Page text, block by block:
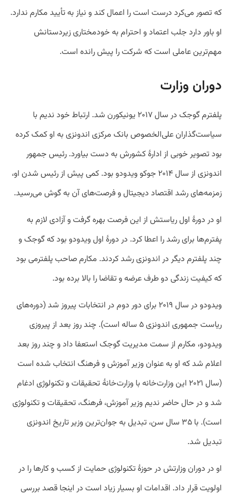
که تصور می‌کرد درست است را اعمال کند و نیاز به تأیید مکارم ندارد.
او باور دارد جلب اعتماد و احترام به خودمختاری زیردستانش
مهم‌ترین عاملی است که شرکت را پیش رانده است.
دوران وزارت
پلفترم گوجک در سال ۲۰۱۷ یونیکورن شد. ارتباط خود ندیم با
سیاست‌گذاران علی‌الخصوص بانک مرکزی اندونزی به او کمک کرده
بود تصویر خوبی از ادارۀ کشورش به دست بیاورد. رئیس جمهور
اندونزی از سال ۲۰۱۴ جوکو ویدودو بود. کمی پیش از رئیس شدن او،
زمزمه‌های رشد اقتصاد دیجیتال و فرصت‌های آن به گوش می‌رسید.
او در دورۀ اول ریاستش از این فرصت بهره گرفت و آزادی لازم به
پفترم‌ها برای رشد را اعطا کرد. در دورۀ اول ویدودو بود که گوجک و
چند پلفترم دیگر در اندونزی رشد کردند. مکارم صاحب پلفترمی بود
که کیفیت زندگی دو طرف عرضه و تقاضا را بالا برده بود.
ویدودو در سال ۲۰۱۹ برای دور دوم در انتخابات پیروز شد (دوره‌های
ریاست جمهوری اندونزی ۵ ساله است). چند روز بعد از پیروزی
ویدودو، مکارم از سمت مدیریت گوجک استعفا داد و چند روز بعد
اعلام شد که او به عنوان وزیر آموزش و فرهنگ انتخاب شده است
(سال ۲۰۲۱ این وزارت‌خانه با وزارت‌خانۀ تحقیقات و تکنولوژی ادغام
شد و در حال حاضر ندیم وزیر آموزش، فرهنگ، تحقیقات و تکنولوژی
است). با ۳۵ سال سن، تبدیل به جوان‌ترین وزیر تاریخ اندونزی
تبدیل شد.
او در دوران وزارتش در حوزۀ تکنولوژی حمایت از کسب و کار‌ها را در
اولویت قرار داد. اقدامات او بسیار زیاد است در اینجا قصد بررسی